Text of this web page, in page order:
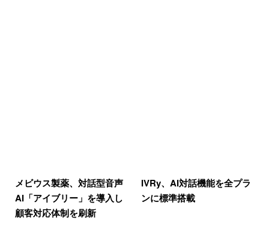
メビウス製薬、対話型音声
AI「アイブリー」を導入し
顧客対応体制を刷新
IVRy、AI対話機能を全プラ
ンに標準搭載